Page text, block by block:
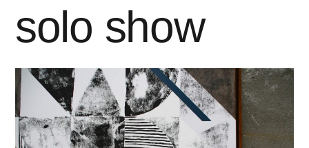
solo show